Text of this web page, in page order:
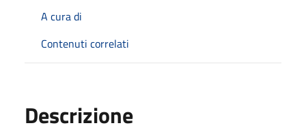
A cura di
Contenuti correlati
Descrizione